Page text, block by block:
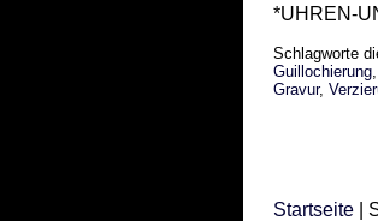
*UHREN-
Schlagworte
Guillochierung,
Gravur,
Startseite |